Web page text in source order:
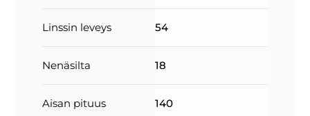
Linssin leveys 54
Nenäsilta 18
Aisan pituus 140